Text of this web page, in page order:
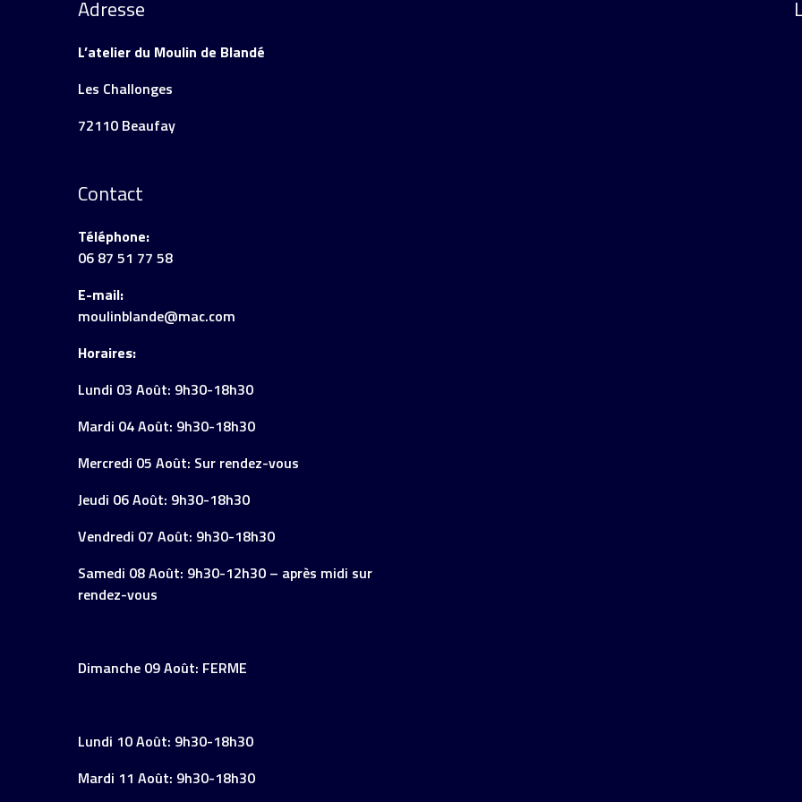
Adresse
L’atelier du Moulin de Blandé
Les Challonges
72110 Beaufay
Contact
Téléphone:
06 87 51 77 58
E-mail:
moulinblande@mac.com
Horaires:
Lundi 03 Août: 9h30-18h30
Mardi 04 Août: 9h30-18h30
Mercredi 05 Août: Sur rendez-vous
Jeudi 06 Août: 9h30-18h30
Vendredi 07 Août: 9h30-18h30
Samedi 08 Août: 9h30-12h30 – après midi sur
rendez-vous
Dimanche 09 Août: FERME
Lundi 10 Août: 9h30-18h30
Mardi 11 Août: 9h30-18h30